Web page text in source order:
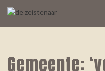
Gemeente: